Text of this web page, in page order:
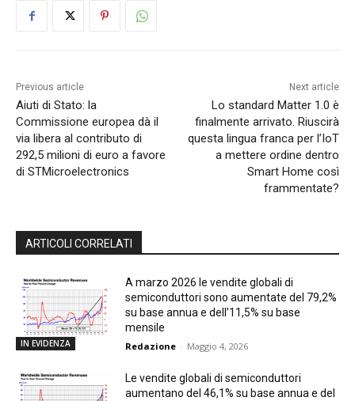
Previous article
Aiuti di Stato: la
Commissione europea dà il
via libera al contributo di
292,5 milioni di euro a favore
di STMicroelectronics
Next article
Lo standard Matter 1.0 è
finalmente arrivato. Riuscirà
questa lingua franca per l’IoT
a mettere ordine dentro
Smart Home così
frammentate?
ARTICOLI CORRELATI
IN EVIDENZA
A marzo 2026 le vendite globali di
semiconduttori sono aumentate del 79,2%
su base annua e dell’11,5% su base
mensile
Redazione - Maggio 4, 2026
Le vendite globali di semiconduttori
aumentano del 46,1% su base annua e del